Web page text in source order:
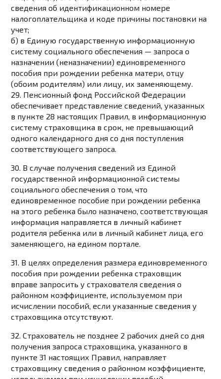
сведения об идентификационном номере
налогоплательщика и коде причины постановки на
учет;
б) в Единую государственную информационную
систему социального обеспечения — запроса о
назначении (неназначении) единовременного
пособия при рождении ребенка матери, отцу
(обоим родителям) или лицу, их заменяющему.
29. Пенсионный фонд Российской Федерации
обеспечивает представление сведений, указанных
в пункте 28 настоящих Правил, в информационную
систему страховщика в срок, не превышающий
одного календарного дня со дня поступления
соответствующего запроса.
30. В случае получения сведений из Единой
государственной информационной системы
социального обеспечения о том, что
единовременное пособие при рождении ребенка
на этого ребенка было назначено, соответствующая
информация направляется в личный кабинет
родителя ребенка или в личный кабинет лица, его
заменяющего, на едином портале.
31. В целях определения размера единовременного
пособия при рождении ребенка страховщик
вправе запросить у страхователя сведения о
районном коэффициенте, используемом при
исчислении пособий, если указанные сведения у
страховщика отсутствуют.
32. Страхователь не позднее 2 рабочих дней со дня
получения запроса страховщика, указанного в
пункте 31 настоящих Правил, направляет
страховщику сведения о районном коэффициенте,